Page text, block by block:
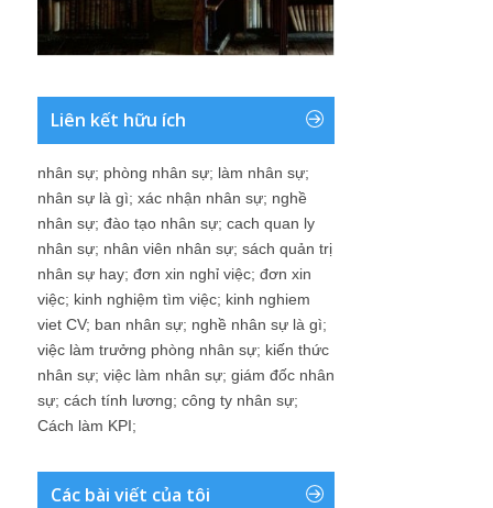
Liên kết hữu ích
nhân sự; phòng nhân sự; làm nhân sự;
nhân sự là gì; xác nhận nhân sự; nghề
nhân sự; đào tạo nhân sự; cach quan ly
nhân sự; nhân viên nhân sự; sách quản trị
nhân sự hay; đơn xin nghỉ việc; đơn xin
việc; kinh nghiệm tìm việc; kinh nghiem
viet CV; ban nhân sự; nghề nhân sự là gì;
việc làm trưởng phòng nhân sự; kiến thức
nhân sự; việc làm nhân sự; giám đốc nhân
sự; cách tính lương; công ty nhân sự;
Cách làm KPI;
Các bài viết của tôi